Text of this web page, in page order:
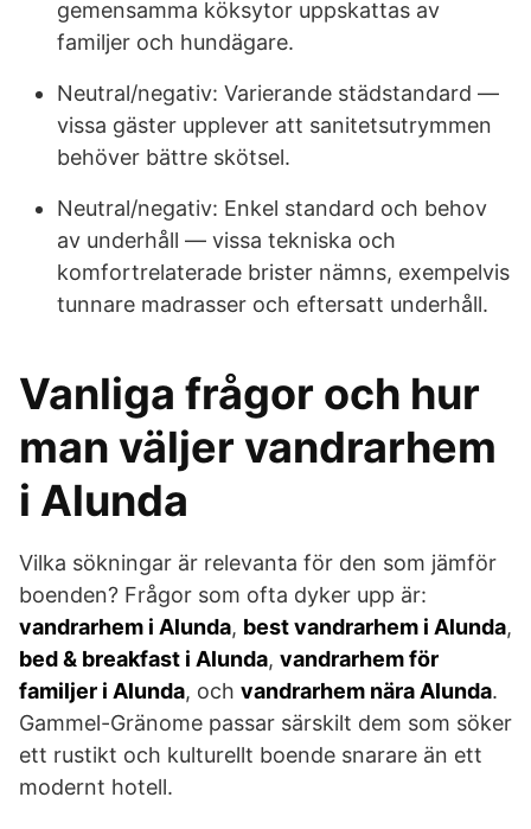
gemensamma köksytor uppskattas av
familjer och hundägare.
Neutral/negativ: Varierande städstandard —
vissa gäster upplever att sanitetsutrymmen
behöver bättre skötsel.
Neutral/negativ: Enkel standard och behov
av underhåll — vissa tekniska och
komfortrelaterade brister nämns, exempelvis
tunnare madrasser och eftersatt underhåll.
Vanliga frågor och hur
man väljer vandrarhem
i Alunda
Vilka sökningar är relevanta för den som jämför
boenden? Frågor som ofta dyker upp är:
vandrarhem i Alunda, best vandrarhem i Alunda,
bed & breakfast i Alunda, vandrarhem för
familjer i Alunda, och vandrarhem nära Alunda.
Gammel-Gränome passar särskilt dem som söker
ett rustikt och kulturellt boende snarare än ett
modernt hotell.